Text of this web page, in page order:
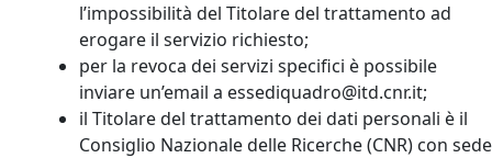
l’impossibilità del Titolare del trattamento ad
erogare il servizio richiesto;
per la revoca dei servizi specifici è possibile
inviare un’email a essediquadro@itd.cnr.it;
il Titolare del trattamento dei dati personali è il
Consiglio Nazionale delle Ricerche (CNR) con sede